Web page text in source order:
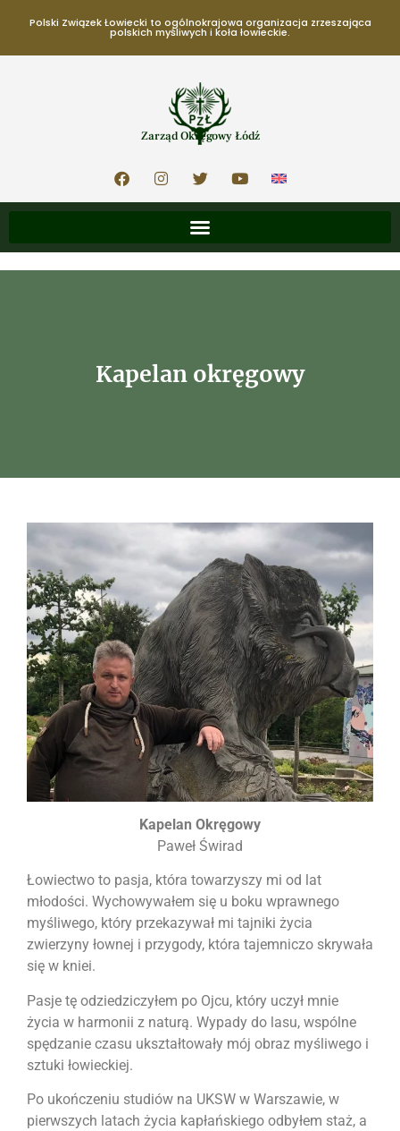
Polski Związek Łowiecki to ogólnokrajowa organizacja zrzeszająca
polskich myśliwych i koła łowieckie.
Zarząd Okręgowy Łódź
Kapelan okręgowy
Kapelan Okręgowy
Paweł Świrad
Łowiectwo to pasja, która towarzyszy mi od lat
młodości. Wychowywałem się u boku wprawnego
myśliwego, który przekazywał mi tajniki życia
zwierzyny łownej i przygody, która tajemniczo skrywała
się w kniei.
Pasje tę odziedziczyłem po Ojcu, który uczył mnie
życia w harmonii z naturą. Wypady do lasu, wspólne
spędzanie czasu ukształtowały mój obraz myśliwego i
sztuki łowieckiej.
Po ukończeniu studiów na UKSW w Warszawie, w
pierwszych latach życia kapłańskiego odbyłem staż, a